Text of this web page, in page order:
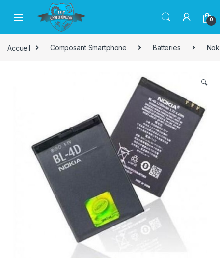
Passer à la navigation
Aller au contenu
0
Accueil Composant Smartphone Batteries
🔍